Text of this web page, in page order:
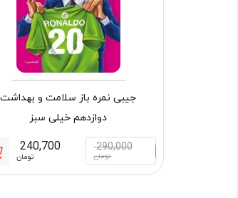
جیبی نمره باز سلامت و بهداشت
دوازدهم خیلی سبز
290,000
تومان
240,700
تومان